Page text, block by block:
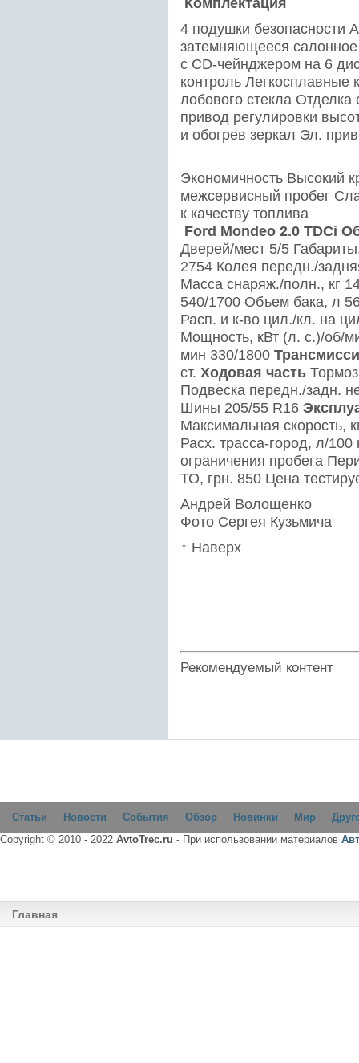
Комплектация
4 подушки безопасности
затемняющееся салонное
с CD-чейнджером на 6
контроль Легкосплавные
лобового стекла
привод регулировки
и обогрев зеркал Эл.
Экономичность Высокий
межсервисный пробег
к качеству топлива
Ford Mondeo 2.0 TDCi
Дверей/мест 5/5
2754 Колея передн./
Масса снаряж./полн., кг
540/1700 Объем бака, л
Расп. и к-во цил./кл. на
Мощность, кВт (л. с.)/об/
мин 330/1800
ст. Ходовая часть
Подвеска передн./задн.
Шины 205/55 R16
Максимальная скорость,
Расх. трасса-город, л/
ограничения пробега
ТО, грн. 850 Цена
Андрей Волощенко
Фото Сергея Кузьмича
↑ Наверх
Рекомендуемый контент
Статьи Новости События Обзор Новинки Мир
Copyright © 2010 - 2022 AvtoTrec.ru - При использовании материалов
Главная